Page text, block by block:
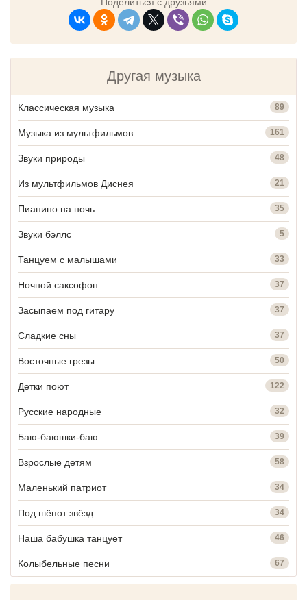
Поделиться с друзьями
Другая музыка
Классическая музыка 89
Музыка из мультфильмов 161
Звуки природы 48
Из мультфильмов Диснея 21
Пианино на ночь 35
Звуки бэллс 5
Танцуем с малышами 33
Ночной саксофон 37
Засыпаем под гитару 37
Сладкие сны 37
Восточные грезы 50
Детки поют 122
Русские народные 32
Баю-баюшки-баю 39
Взрослые детям 58
Маленький патриот 34
Под шёпот звёзд 34
Наша бабушка танцует 46
Колыбельные песни 67